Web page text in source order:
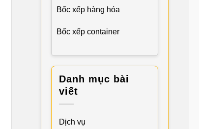
Bốc xếp hàng hóa
Bốc xếp container
Danh mục bài
viết
Dịch vụ